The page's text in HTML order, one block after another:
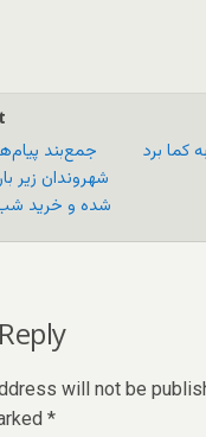
جمع‌بند
شهروندان زیر
شده و خرید شب
کما برد
will not be
*